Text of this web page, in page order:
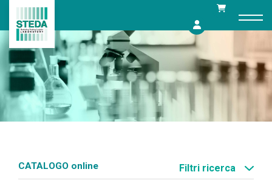
content
CATALOGO online Filtri ricerca